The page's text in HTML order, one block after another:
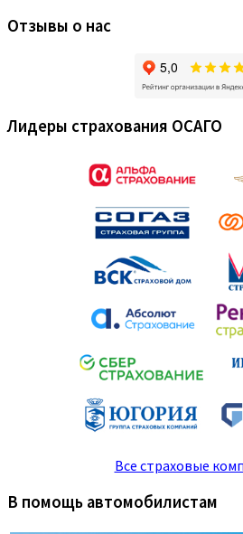
Отзывы о нас
Лидеры страхования ОСАГО
Все страховые
В помощь автомобилистам